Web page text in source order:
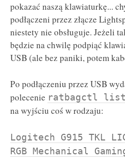
pokazać naszą klawiaturkę...
podłączeni przez złącze
niestety nie obsługuje. Jeżeli
będzie na chwilę podpiąć
USB (ale bez paniki, potem
Po podłączeniu przez USB
polecenie ratbagctl list
na wyjściu coś w rodzaju:
Logitech G915 TKL
RGB Mechanical